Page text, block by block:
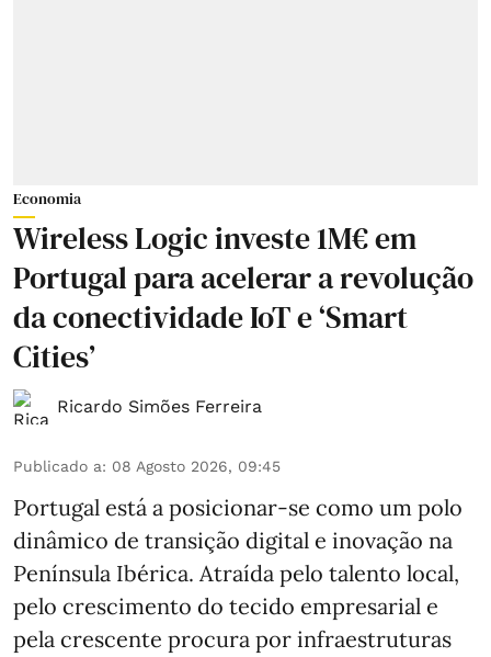
Economia
Wireless Logic investe 1M€ em
Portugal para acelerar a revolução
da conectividade IoT e ‘Smart
Cities’
Ricardo Simões Ferreira
Publicado a: 08 Agosto 2026, 09:45
Portugal está a posicionar-se como um polo
dinâmico de transição digital e inovação na
Península Ibérica. Atraída pelo talento local,
pelo crescimento do tecido empresarial e
pela crescente procura por infraestruturas